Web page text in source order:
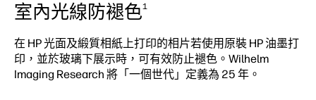
室內光線防褪色1
在 HP 光面及緞質相紙上打印的相片若使用原裝 HP 油墨打
印，並於玻璃下展示時，可有效防止褪色。Wilhelm
Imaging Research 將「一個世代」定義為 25 年。